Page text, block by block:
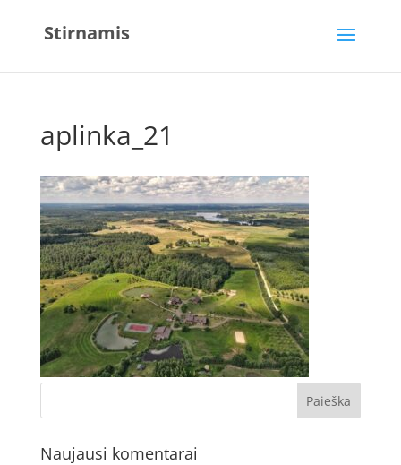
Stirnamis
aplinka_21
Naujausi komentarai